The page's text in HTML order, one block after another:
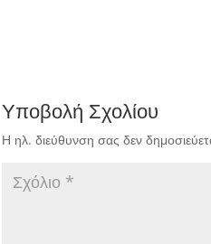
Υποβολή Σχολίου
Η ηλ. διεύθυνση σας δεν